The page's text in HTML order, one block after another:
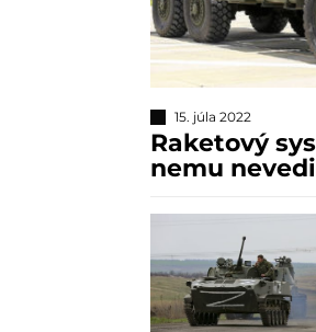
15. júla 2022
Raketový
nemu